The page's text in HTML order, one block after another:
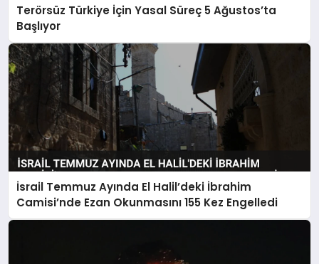
Terörsüz Türkiye İçin Yasal Süreç 5 Ağustos’ta
Başlıyor
İsrail Temmuz Ayında El Halil’deki İbrahim
Camisi’nde Ezan Okunmasını 155 Kez Engelledi